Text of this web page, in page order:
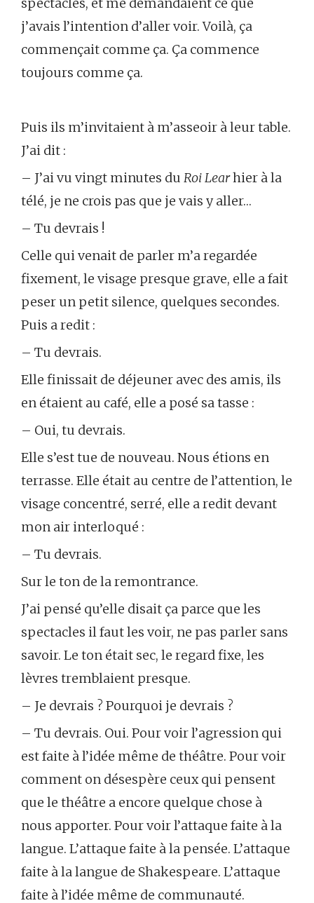
spectacles, et me demandaient ce que
j’avais l’intention d’aller voir. Voilà, ça
commençait comme ça. Ça commence
toujours comme ça.
Puis ils m’invitaient à m’asseoir à leur table.
J’ai dit :
– J’ai vu vingt minutes du Roi Learhier à la
télé, je ne crois pas que je vais y aller…
– Tu devrais !
Celle qui venait de parler m’a regardée
fixement, le visage presque grave, elle a fait
peser un petit silence, quelques secondes.
Puis a redit :
– Tu devrais.
Elle finissait de déjeuner avec des amis, ils
en étaient au café, elle a posé sa tasse :
– Oui, tu devrais.
Elle s’est tue de nouveau. Nous étions en
terrasse. Elle était au centre de l’attention, le
visage concentré, serré, elle a redit devant
mon air interloqué :
– Tu devrais.
Sur le ton de la remontrance.
J’ai pensé qu’elle disait ça parce que les
spectacles il faut les voir, ne pas parler sans
savoir. Le ton était sec, le regard fixe, les
lèvres tremblaient presque.
– Je devrais ? Pourquoi je devrais ?
– Tu devrais. Oui. Pour voir l’agression qui
est faite à l’idée même de théâtre. Pour voir
comment on désespère ceux qui pensent
que le théâtre a encore quelque chose à
nous apporter. Pour voir l’attaque faite à la
langue. L’attaque faite à la pensée. L’attaque
faite à la langue de Shakespeare. L’attaque
faite à l’idée même de communauté.